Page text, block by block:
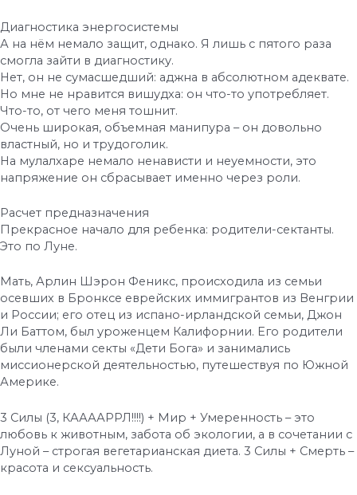
Диагностика энергосистемы
А на нём немало защит, однако. Я лишь с пятого раза
смогла зайти в диагностику.
Нет, он не сумасшедший: аджна в абсолютном адеквате.
Но мне не нравится вишудха: он что-то употребляет.
Что-то, от чего меня тошнит.
Очень широкая, объемная манипура – он довольно
властный, но и трудоголик.
На мулалхаре немало ненависти и неуемности, это
напряжение он сбрасывает именно через роли.
Расчет предназначения
Прекрасное начало для ребенка: родители-сектанты.
Это по Луне.
Мать, Арлин Шэрон Феникс, происходила из семьи
осевших в Бронксе еврейских иммигрантов из Венгрии
и России; его отец из испано-ирландской семьи, Джон
Ли Баттом, был уроженцем Калифорнии. Его родители
были членами секты «Дети Бога» и занимались
миссионерской деятельностью, путешествуя по Южной
Америке.
3 Силы (3, КААААРРЛ!!!!) + Мир + Умеренность – это
любовь к животным, забота об экологии, а в сочетании с
Луной – строгая вегетарианская диета. 3 Силы + Смерть –
красота и сексуальность.